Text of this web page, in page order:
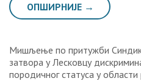
ОПШИРНИЈЕ →
Мишљење по притужби
затвора у Лесковцу
породичног статуса у